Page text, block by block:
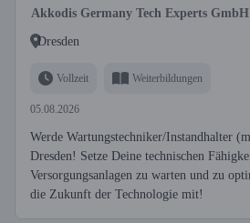
Akkodis Germany Tech Experts GmbH
Dresden
Vollzeit Weiterbildungen
05.08.2026
Werde Wartungstechniker/Instandhalter
Dresden! Setze Deine technischen
Versorgungsanlagen zu warten und zu
die Zukunft der Technologie mit!